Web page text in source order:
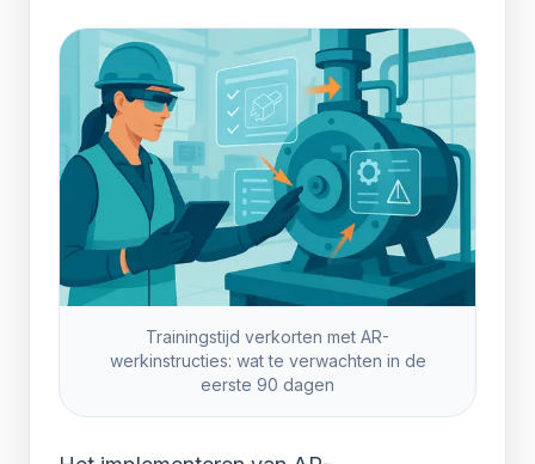
Trainingstijd verkorten met AR-
werkinstructies: wat te verwachten in de
eerste 90 dagen